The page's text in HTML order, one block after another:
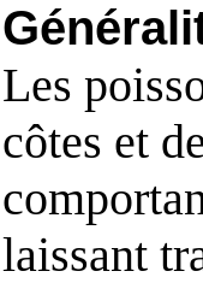
Les
côtes et
laissant